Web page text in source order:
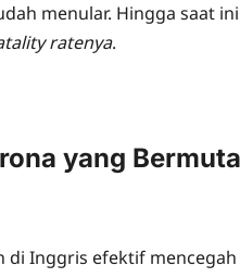
menular. Hingga saat
ratenya.
yang
Inggris efektif